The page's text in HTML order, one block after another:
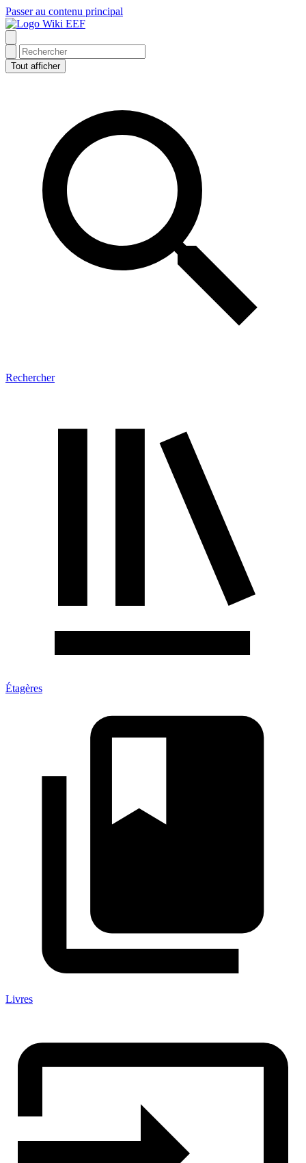
Passer au contenu principal
Wiki EEF
Tout afficher
Rechercher
Étagères
Livres